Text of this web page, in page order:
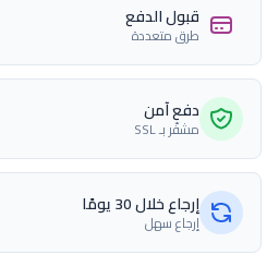
قبول الدفع
طرق متعددة
دفع آمن
مشفّر بـ SSL
إرجاع خلال 30 يومًا
إرجاع سهل